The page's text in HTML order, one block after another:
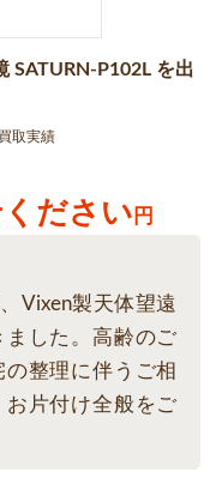
SATURN-P102L を出
取実績
ださい 円
Vixen製天体望遠
した。高齢のご
整理に伴うご相
片付け全般をご